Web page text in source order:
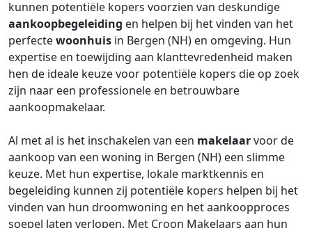
kunnen potentiële kopers voorzien van deskundige
aankoopbegeleiding en helpen bij het vinden van het
perfectewoonhuis in Bergen (NH) en omgeving. Hun
expertise en toewijding aan klanttevredenheid maken
hen de ideale keuze voor potentiële kopers die op zoek
zijn naar een professionele en betrouwbare
aankoopmakelaar.
Al met al is het inschakelen van een makelaarvoor de
aankoop van een woning in Bergen (NH) een slimme
keuze. Met hun expertise, lokale marktkennis en
begeleiding kunnen zij potentiële kopers helpen bij het
vinden van hun droomwoning en het aankoopproces
soepel laten verlopen. Met Croon Makelaars aan hun